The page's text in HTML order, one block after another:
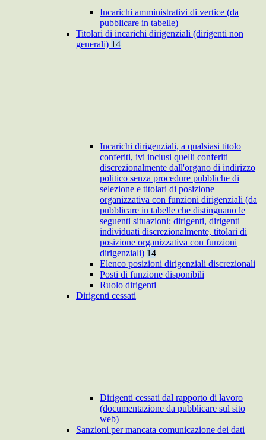
Incarichi amministrativi di vertice (da
pubblicare in tabelle)
Titolari di incarichi dirigenziali (dirigenti non
generali) 14
Incarichi dirigenziali, a qualsiasi titolo
conferiti, ivi inclusi quelli conferiti
discrezionalmente dall'organo di indirizzo
politico senza procedure pubbliche di
selezione e titolari di posizione
organizzativa con funzioni dirigenziali (da
pubblicare in tabelle che distinguano le
seguenti situazioni: dirigenti, dirigenti
individuati discrezionalmente, titolari di
posizione organizzativa con funzioni
dirigenziali) 14
Elenco posizioni dirigenziali discrezionali
Posti di funzione disponibili
Ruolo dirigenti
Dirigenti cessati
Dirigenti cessati dal rapporto di lavoro
(documentazione da pubblicare sul sito
web)
Sanzioni per mancata comunicazione dei dati